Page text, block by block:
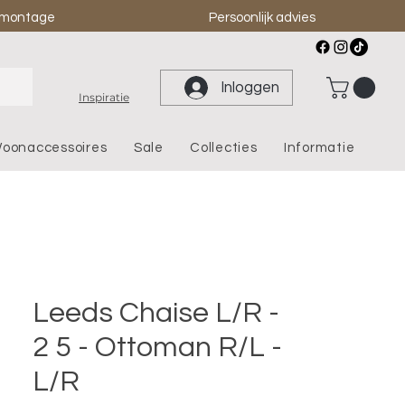
Persoonlijk advies
Inspiratie
Inloggen
Sale Collecties Informatie
Leeds Chaise L/R -
2 5 - Ottoman R/L -
L/R